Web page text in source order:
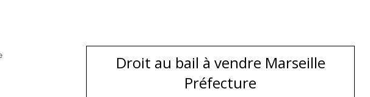
Droit au bail à vendre Marseille
Préfecture